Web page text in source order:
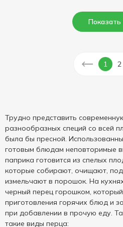
1 2
Трудно представить
разнообразных специй со всей
была бы пресной.
готовым блюдам неповторимые
паприка готовится из спелых
которые собирают, очищают,
измельчают в порошок. На
черный перец горошком,
приготовления горячих блюд и
при добавлении в прочую еду.
такие виды перца: